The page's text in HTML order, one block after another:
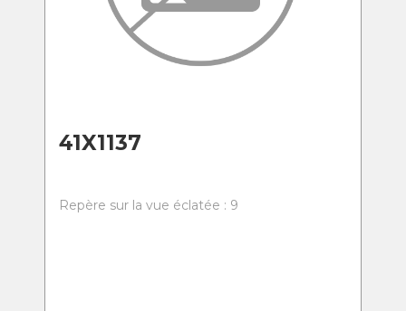
41X1137
Repère sur la vue éclatée : 9